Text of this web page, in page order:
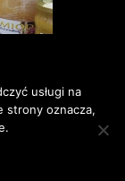
usługi na
strony oznacza,